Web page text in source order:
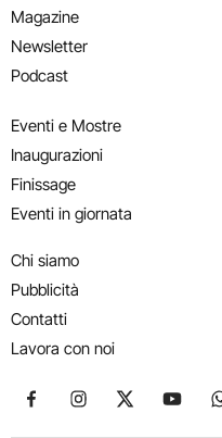
Magazine
Newsletter
Podcast
Eventi e Mostre
Inaugurazioni
Finissage
Eventi in giornata
Chi siamo
Pubblicità
Contatti
Lavora con noi
Seguici su Facebook
Seguici suSeguici su X